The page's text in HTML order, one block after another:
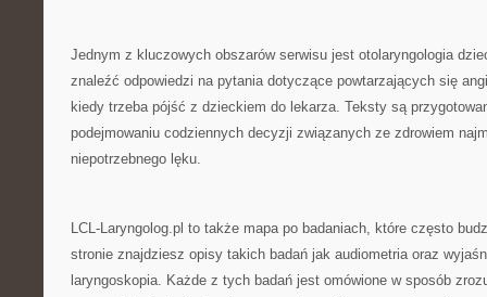
Jednym z kluczowych obszarów serwisu jest otolaryngologia
znaleźć odpowiedzi na pytania dotyczące powtarzających się
kiedy trzeba pójść z dzieckiem do lekarza. Teksty są
podejmowaniu codziennych decyzji związanych ze zdrowiem
niepotrzebnego lęku.
LCL-Laryngolog.pl to także mapa po badaniach, które często
stronie znajdziesz opisy takich badań jak audiometria oraz
laryngoskopia. Każde z tych badań jest omówione w sposób